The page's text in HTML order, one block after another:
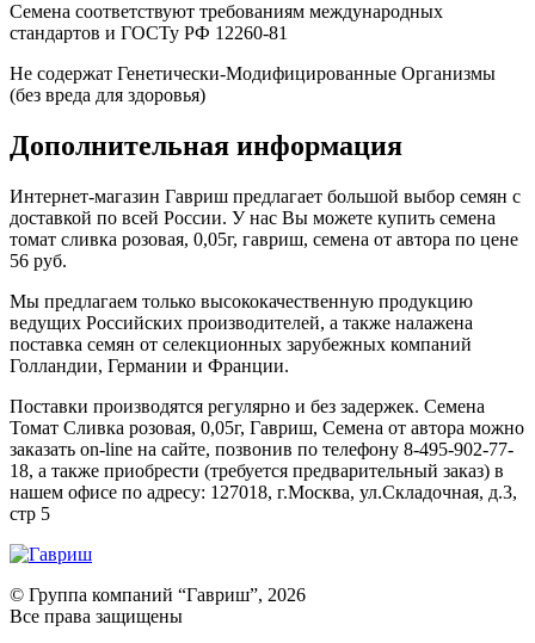
Семена соответствуют требованиям международных
стандартов и ГОСТу РФ 12260-81
Не содержат Генетически-Модифицированные Организмы
(без вреда для здоровья)
Дополнительная информация
Интернет-магазин Гавриш предлагает большой выбор семян с
доставкой по всей России. У нас Вы можете купить семена
томат сливка розовая, 0,05г, гавриш, семена от автора по цене
56 руб.
Мы предлагаем только высококачественную продукцию
ведущих Российских производителей, а также налажена
поставка семян от селекционных зарубежных компаний
Голландии, Германии и Франции.
Поставки производятся регулярно и без задержек. Семена
Томат Сливка розовая, 0,05г, Гавриш, Семена от автора можно
заказать on-line на сайте, позвонив по телефону 8-495-902-77-
18, а также приобрести (требуется предварительный заказ) в
нашем офисе по адресу: 127018, г.Москва, ул.Складочная, д.3,
стр 5
© Группа компаний “Гавриш”, 2026
Все права защищены